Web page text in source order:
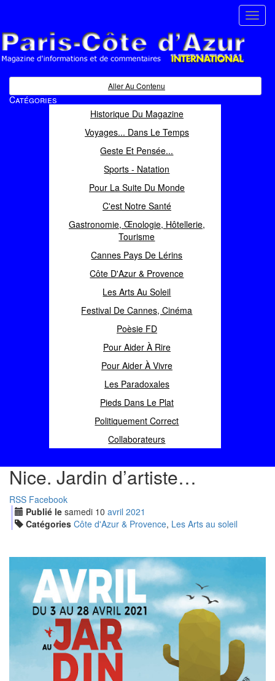
Magazine d'informations et de commentaires
Aller Au Contenu
Catégories
Historique Du Magazine
Voyages... Dans Le Temps
Geste Et Pensée...
Sports - Natation
Pour La Suite Du Monde
C'est Notre Santé
Gastronomie, Œnologie, Hôtellerie,
Tourisme
Cannes Pays De Lérins
Côte D'Azur & Provence
Les Arts Au Soleil
Festival De Cannes, Cinéma
Poèsie FD
Pour Aider À Rire
Pour Aider À Vivre
Les Paradoxales
Pieds Dans Le Plat
Politiquement Correct
Collaborateurs
Nice. Jardin d’artiste…
RSS Facebook
Publié le samedi 10 avril 2021
Catégories Côte d'Azur & Provence, Les Arts au soleil